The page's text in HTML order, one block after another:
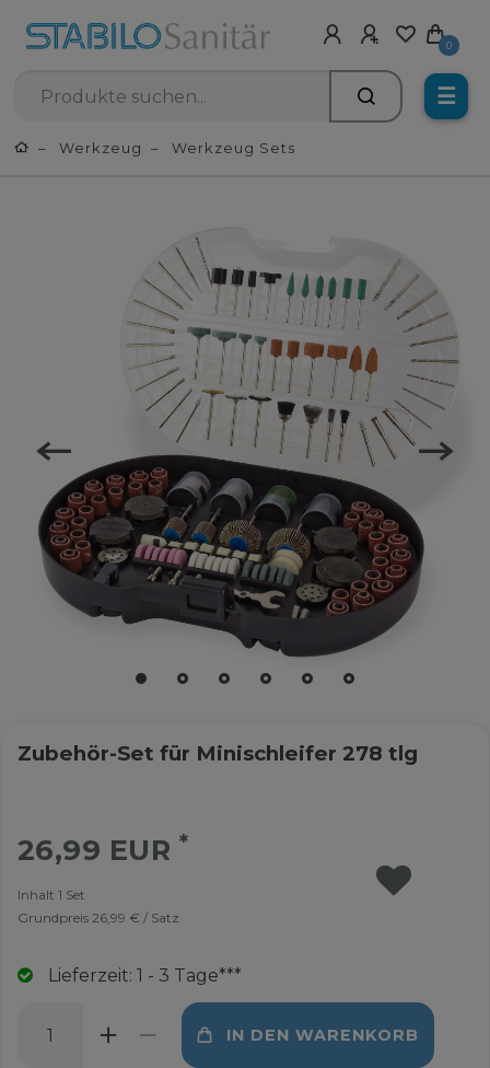
0
☰
Werkzeug Werkzeug Sets
Zubehör-Set für Minischleifer 278 tlg
26,99 EUR *
Inhalt 1 Set
Grundpreis 26,99 € / Satz
Lieferzeit: 1 - 3 Tage***
IN DEN WARENKORB